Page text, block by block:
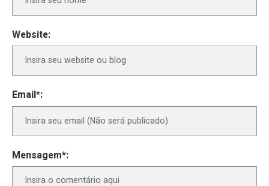
Website:
Email*:
Mensagem*: